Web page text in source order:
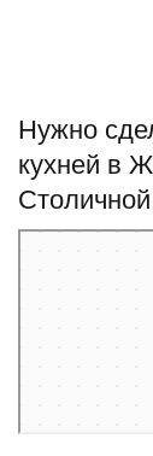
Нужно
кухней в